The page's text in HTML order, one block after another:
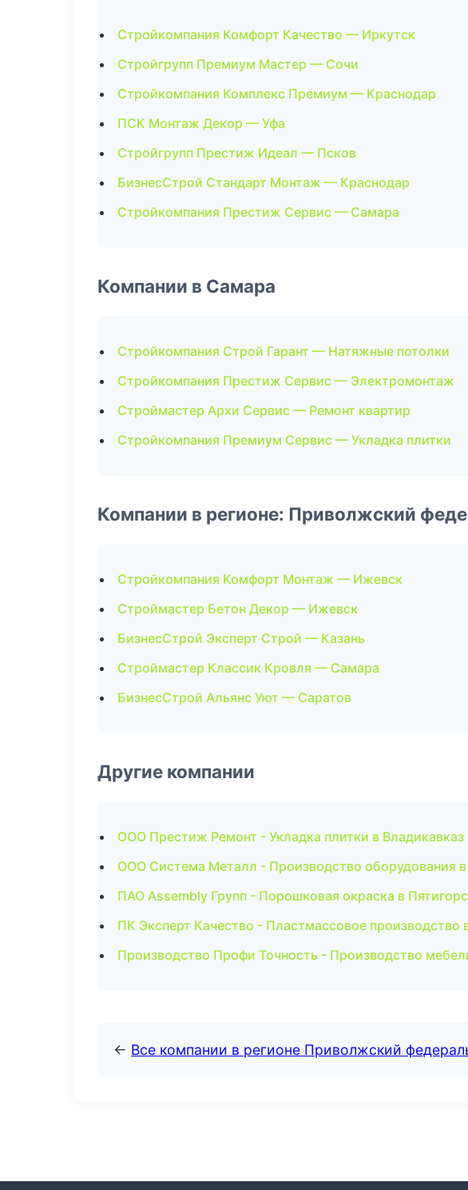
Стройкомпания Комфорт Качество — Иркутск
Стройгрупп Премиум Мастер — Сочи
Стройкомпания Комплекс Премиум — Краснодар
ПСК Монтаж Декор — Уфа
Стройгрупп Престиж Идеал — Псков
БизнесСтрой Стандарт Монтаж — Краснодар
Стройкомпания Престиж Сервис — Самара
Компании в Самара
Стройкомпания Строй Гарант — Натяжные потолки
Стройкомпания Престиж Сервис — Электромонтаж
Строймастер Архи Сервис — Ремонт квартир
Стройкомпания Премиум Сервис — Укладка плитки
Компании в регионе: Приволжский
Стройкомпания Комфорт Монтаж — Ижевск
Строймастер Бетон Декор — Ижевск
БизнесСтрой Эксперт Строй — Казань
Строймастер Классик Кровля — Самара
БизнесСтрой Альянс Уют — Саратов
Другие компании
ООО Престиж Ремонт - Укладка плитки в Владикавказ
ООО Система Металл - Производство оборудования
ПАО Assembly Групп - Порошковая окраска в
ПК Эксперт Качество - Пластмассовое производство
Производство Профи Точность - Производство
← Все компании в регионе Приволжский